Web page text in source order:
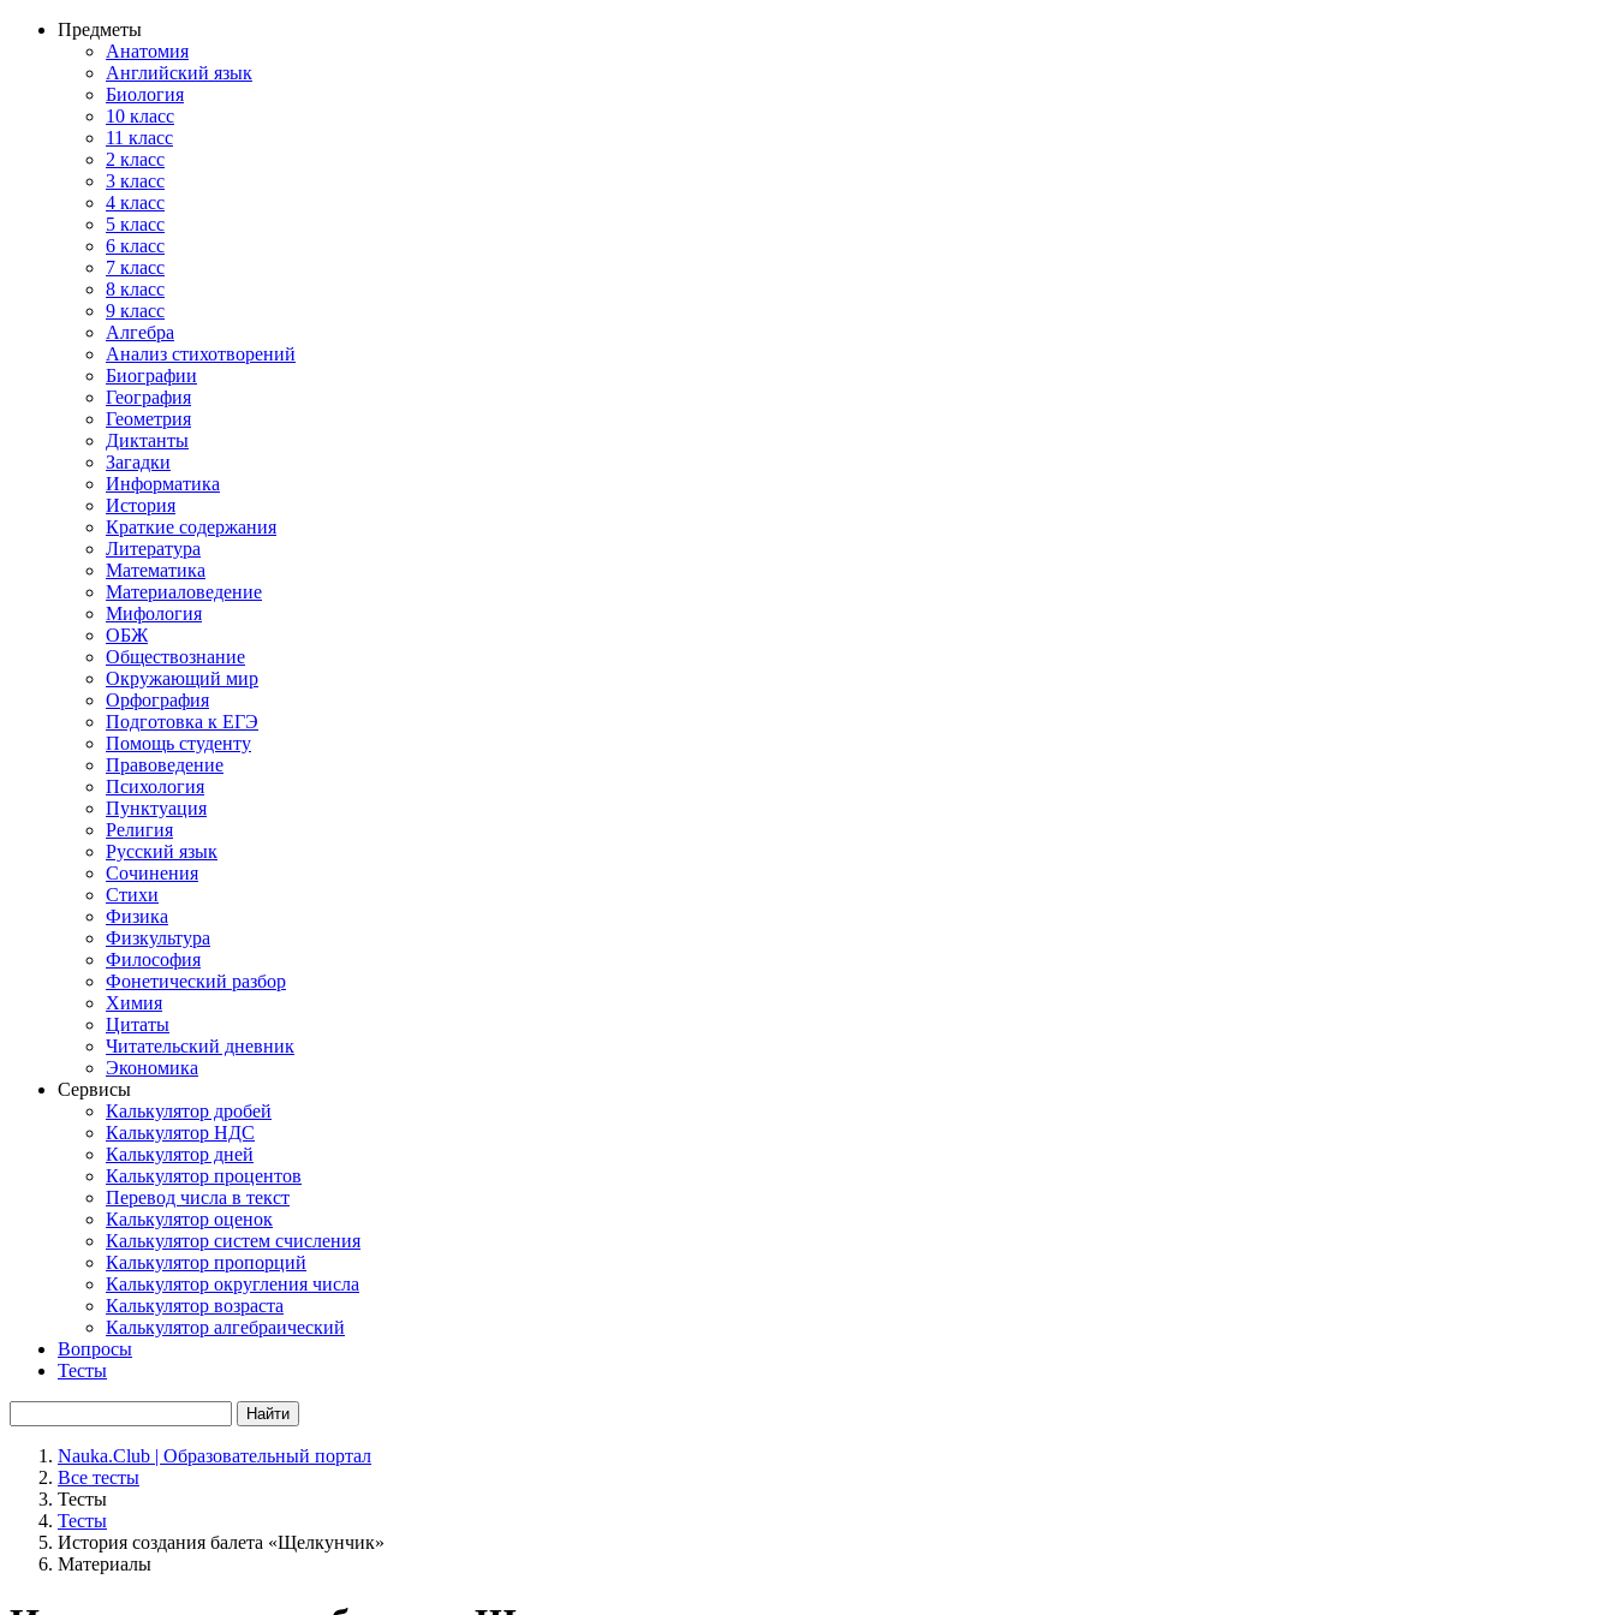
Предметы
Анатомия
Английский язык
Биология
10 класс
11 класс
2 класс
3 класс
4 класс
5 класс
6 класс
7 класс
8 класс
9 класс
Алгебра
Анализ стихотворений
Биографии
География
Геометрия
Диктанты
Загадки
Информатика
История
Краткие содержания
Литература
Математика
Материаловедение
Мифология
ОБЖ
Обществознание
Окружающий мир
Орфография
Подготовка к ЕГЭ
Помощь студенту
Правоведение
Психология
Пунктуация
Религия
Русский язык
Сочинения
Стихи
Физика
Физкультура
Философия
Фонетический разбор
Химия
Цитаты
Читательский дневник
Экономика
Сервисы
Калькулятор дробей
Калькулятор НДС
Калькулятор дней
Калькулятор процентов
Перевод числа в текст
Калькулятор оценок
Калькулятор систем счисления
Калькулятор пропорций
Калькулятор округления числа
Калькулятор возраста
Калькулятор алгебраический
Вопросы
Тесты
Найти
Nauka.Club | Образовательный портал
Все тесты
Тесты
Тесты
История создания балета «Щелкунчик»
Материалы